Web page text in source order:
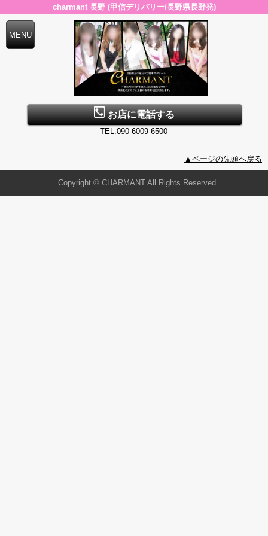
charmant 長野 (甲信デリバリー/長野県長野発)
お店に電話する
TEL.090-6009-6500
▲ページの先頭へ戻る
Copyright © CHARMANT All Rights Reserved.